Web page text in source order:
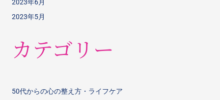
2023年6月
2023年5月
カテゴリー
50代からの心の整え方・ライフケア